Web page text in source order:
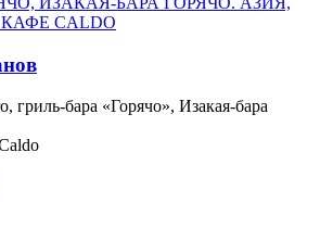
гриль-бара «Горячо», Изакая-бара